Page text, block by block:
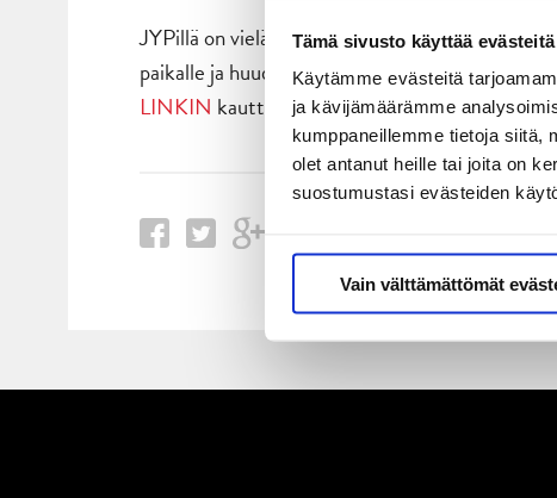
Tämä sivusto käyttää evästeitä
Käytämme evästeitä
ja kävijämäärämme
kumppaneillemme tietoja siitä,
olet antanut heille tai joita on
suostumustasi evästeiden
Vain välttämättömät
JYPillä on vielä on haarukassa jopa runkosarjan
paikalle ja huuda Kouvolan kiekkoylpeys
LINKIN kautta.